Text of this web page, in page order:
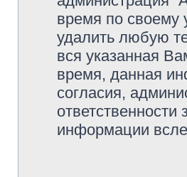
время по своему
удалить любую
вся указанная
время, данная
согласия,
ответственности
информации